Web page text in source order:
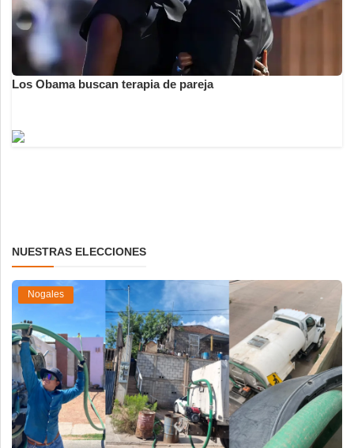
Los Obama buscan terapia de pareja
NUESTRAS ELECCIONES
Nogales